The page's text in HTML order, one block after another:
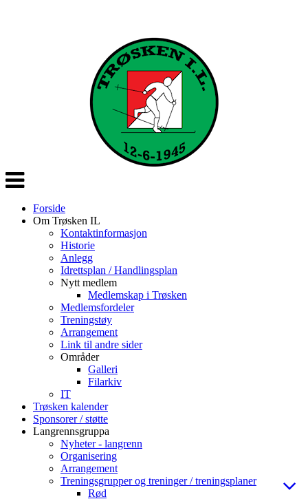
Veksle
navigasjon
Forside
Om Trøsken IL
Kontaktinformasjon
Historie
Anlegg
Idrettsplan / Handlingsplan
Nytt medlem
Medlemskap i Trøsken
Medlemsfordeler
Treningstøy
Arrangement
Link til andre sider
Områder
Galleri
Filarkiv
IT
Trøsken kalender
Sponsorer / støtte
Langrennsgruppa
Nyheter - langrenn
Organisering
Arrangement
Treningsgrupper og treninger / treningsplaner
Rød